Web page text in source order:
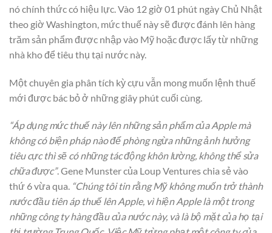
nó chính thức có hiệu lực. Vào 12 giờ 01 phút ngày Chủ Nhật
theo giờ Washington, mức thuế này sẽ được đánh lên hàng
trăm sản phẩm được nhập vào Mỹ hoặc được lấy từ những
nhà kho để tiêu thụ tại nước này.
Một chuyên gia phân tích kỳ cựu vẫn mong muốn lệnh thuế
mới được bác bỏ ở những giây phút cuối cùng.
“Áp dụng mức thuế này lên những sản phẩm của Apple mà
không có biện pháp nào để phòng ngừa những ảnh hưởng
tiêu cực thì sẽ có những tác động khôn lường, không thể sửa
chữa được”. Gene Munster của Loup Ventures chia sẻ vào
thứ 6 vừa qua. “Chúng tôi tin rằng Mỹ không muốn trở thành
nước đầu tiên áp thuế lên Apple, vì hiện Apple là một trong
những công ty hàng đầu của nước này, và là bộ mặt của họ tại